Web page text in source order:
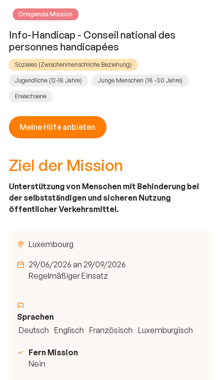
Dringende Mission
Info-Handicap - Conseil national des
personnes handicapées
Soziales (Zwischenmenschliche Beziehung)
Jugendliche (12-18 Jahre) Junge Menschen (18 -30 Jahre)
Erwachsene
Meine Hilfe anbieten
Ziel der Mission
Unterstützung von Menschen mit Behinderung bei
der selbstständigen und sicheren Nutzung
öffentlicher Verkehrsmittel.
Luxembourg
29/06/2026 an 29/09/2026
Regelmäßiger Einsatz
Sprachen
Deutsch Englisch Französisch Luxemburgisch
Fern Mission
Nein